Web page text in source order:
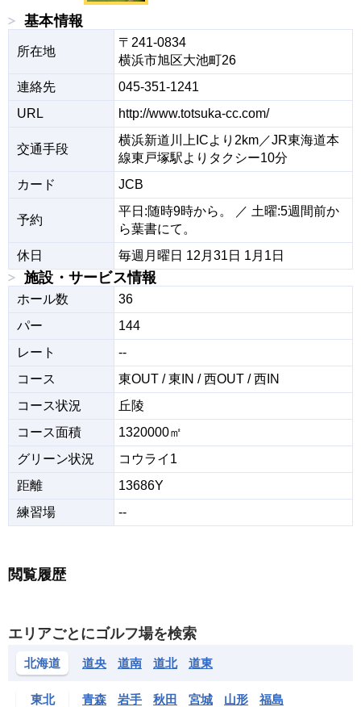
基本情報
所在地
〒241-0834
横浜市旭区大池町26
連絡先
045-351-1241
URL
http://www.totsuka-cc.com/
交通手段
横浜新道川上ICより2km／JR東海道本
線東戸塚駅よりタクシー10分
カード
JCB
予約
平日:随時9時から。 ／ 土曜:5週間前か
ら葉書にて。
休日
毎週月曜日 12月31日 1月1日
施設・サービス情報
ホール数
36
パー
144
レート
--
コース
東OUT / 東IN / 西OUT / 西IN
コース状況
丘陵
コース面積
1320000㎡
グリーン状況
コウライ1
距離
13686Y
練習場
--
閲覧履歴
エリアごとにゴルフ場を検索
北海道 道央 道南 道北 道東
東北 青森 岩手 秋田 宮城 山形 福島